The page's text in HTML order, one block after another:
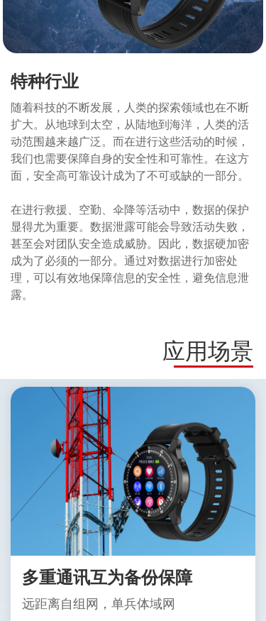
特种行业
随着科技的不断发展，人类的探索领域也在不断
扩大。从地球到太空，从陆地到海洋，人类的活
动范围越来越广泛。而在进行这些活动的时候，
我们也需要保障自身的安全性和可靠性。在这方
面，安全高可靠设计成为了不可或缺的一部分。
在进行救援、空勤、伞降等活动中，数据的保护
显得尤为重要。数据泄露可能会导致活动失败，
甚至会对团队安全造成威胁。因此，数据硬加密
成为了必须的一部分。通过对数据进行加密处
理，可以有效地保障信息的安全性，避免信息泄
露。
应用场景
多重通讯互为备份保障
远距离自组网，单兵体域网